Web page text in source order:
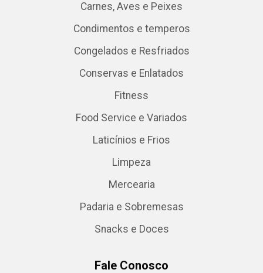
Carnes, Aves e Peixes
Condimentos e temperos
Congelados e Resfriados
Conservas e Enlatados
Fitness
Food Service e Variados
Laticínios e Frios
Limpeza
Mercearia
Padaria e Sobremesas
Snacks e Doces
Fale Conosco